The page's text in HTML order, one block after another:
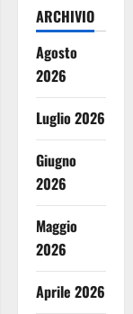
ARCHIVIO
Agosto
2026
Luglio 2026
Giugno
2026
Maggio
2026
Aprile 2026